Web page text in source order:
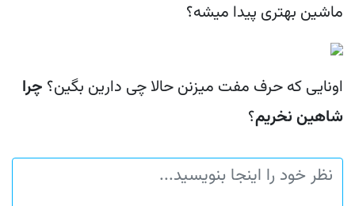
ماشین بهتری پیدا میشه؟
اونایی که حرف مفت میزنن حالا چی دارین بگین؟ چرا
شاهین نخریم؟